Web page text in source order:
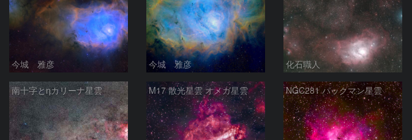
今城 雅彦 今城 雅彦 化石職人
南十字とηカリーナ星雲 M17 散光星雲 オメガ星雲 NGC281 パックマン星雲